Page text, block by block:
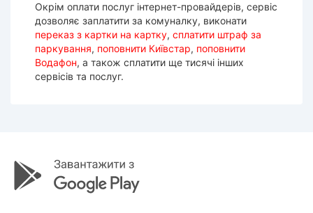
Окрім оплати послуг інтернет-провайдерів, сервіс
дозволяє заплатити за комуналку, виконати
переказ з картки на картку, сплатити штраф за
паркування, поповнити Київстар, поповнити
Водафон, а також сплатити ще тисячі інших
сервісів та послуг.